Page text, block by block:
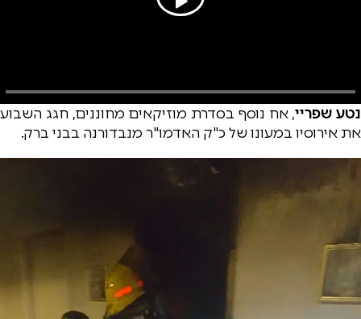
נטע שפריי, אח נוסף בסדרת מוזיקאים מחוננים, חגג השבוע
את אירוסיו במעונו של כ"ק האדמו"ר מנבדורנה בבני ברק.